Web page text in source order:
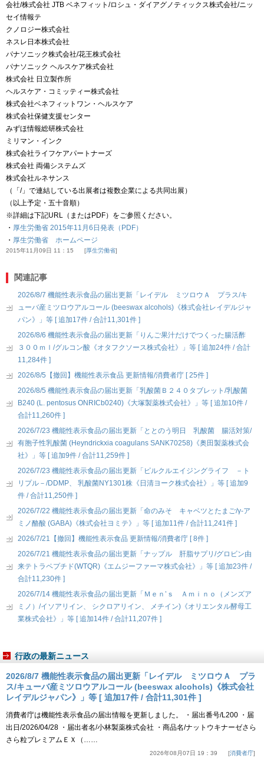
会社/株式会社 JTB ベネフィット/ロシュ・ダイアグノティックス株式会社/ニッ
セイ情報テ
クノロジー株式会社
ネスレ日本株式会社
パナソニック株式会社/花王株式会社
パナソニック ヘルスケア株式会社
株式会社 日立製作所
ヘルスケア・コミッティー株式会社
株式会社ベネフィットワン・ヘルスケア
株式会社保健支援センター
みずほ情報総研株式会社
ミリマン・インク
株式会社ライフケアパートナーズ
株式会社 両備システムズ
株式会社ルネサンス
（「/」で連結している出展者は複数企業による共同出展）
（以上予定・五十音順）
※詳細は下記URL（またはPDF）をご参照ください。
・ 厚生労働省 2015年11月6日発表（PDF）
・ 厚生労働省 ホームページ
2015年11月09日 11：15 厚生労働省
関連記事
2026/8/7 機能性表示食品の届出更新「レイデル ミツロウＡ プラス/キ
ューバ産ミツロウアルコール (beeswax alcohols)《株式会社レイデルジャ
パン》」等 [ 追加17件 / 合計11,301件 ]
2026/8/6 機能性表示食品の届出更新「りんご果汁だけでつくった腸活酢
３００ｍｌ/グルコン酸《オタフクソース株式会社》」等 [ 追加24件 / 合計
11,284件 ]
2026/8/5【撤回】機能性表示食品 更新情報/消費者庁 [ 25件 ]
2026/8/5 機能性表示食品の届出更新「乳酸菌Ｂ２４０タブレット/乳酸菌
B240 (L. pentosus ONRICb0240)《大塚製薬株式会社》」等 [ 追加10件 /
合計11,260件 ]
2026/7/23 機能性表示食品の届出更新「ととのう明日 乳酸菌 腸活対策/
有胞子性乳酸菌 (Heyndrickxia coagulans SANK70258)《奥田製薬株式会
社》」等 [ 追加9件 / 合計11,259件 ]
2026/7/23 機能性表示食品の届出更新「ピルクルエイジングライフ －ト
リプル－/DDMP、 乳酸菌NY1301株《日清ヨーク株式会社》」等 [ 追加9
件 / 合計11,250件 ]
2026/7/22 機能性表示食品の届出更新「命のみそ キャベツとたまご/γ-ア
ミノ酪酸 (GABA)《株式会社ヨミテ》」等 [ 追加11件 / 合計11,241件 ]
2026/7/21【撤回】機能性表示食品 更新情報/消費者庁 [ 8件 ]
2026/7/21 機能性表示食品の届出更新「ナップル 肝脂サプリ/グロビン由
来テトラペプチド(WTQR)《エムジーファーマ株式会社》」等 [ 追加23件 /
合計11,230件 ]
2026/7/14 機能性表示食品の届出更新「Ｍｅｎ’ｓ Ａｍｉｎｏ（メンズア
ミノ）/イソアリイン、 シクロアリイン、 メチイン)《オリエンタル酵母工
業株式会社》」等 [ 追加14件 / 合計11,207件 ]
行政の最新ニュース
2026/8/7 機能性表示食品の届出更新「レイデル ミツロウＡ プラ
ス/キューバ産ミツロウアルコール (beeswax alcohols)《株式会社
レイデルジャパン》」等 [ 追加17件 / 合計11,301件 ]
消費者庁は機能性表示食品の届出情報を更新しました。 ・届出番号/L200 ・届
出日/2026/04/28 ・届出者名/小林製薬株式会社 ・商品名/ナットウキナーゼさら
さら粒プレミアムＥＸ（……
2026年08月07日 19：39 消費者庁